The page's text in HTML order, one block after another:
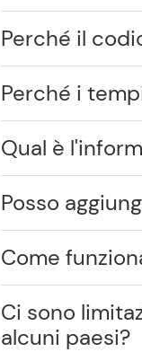
Perché il
Perché i
Qual è
Posso
Come
Ci sono
alcuni paesi?